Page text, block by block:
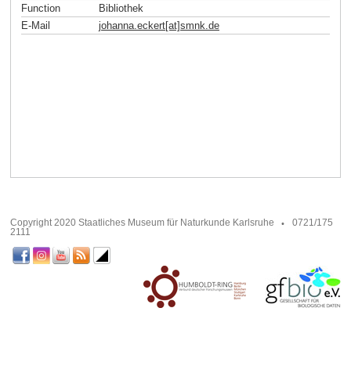
Function
Bibliothek
E-Mail
johanna.eckert[at]smnk.de
Copyright 2020 Staatliches Museum für Naturkunde Karlsruhe
0721/175
2111